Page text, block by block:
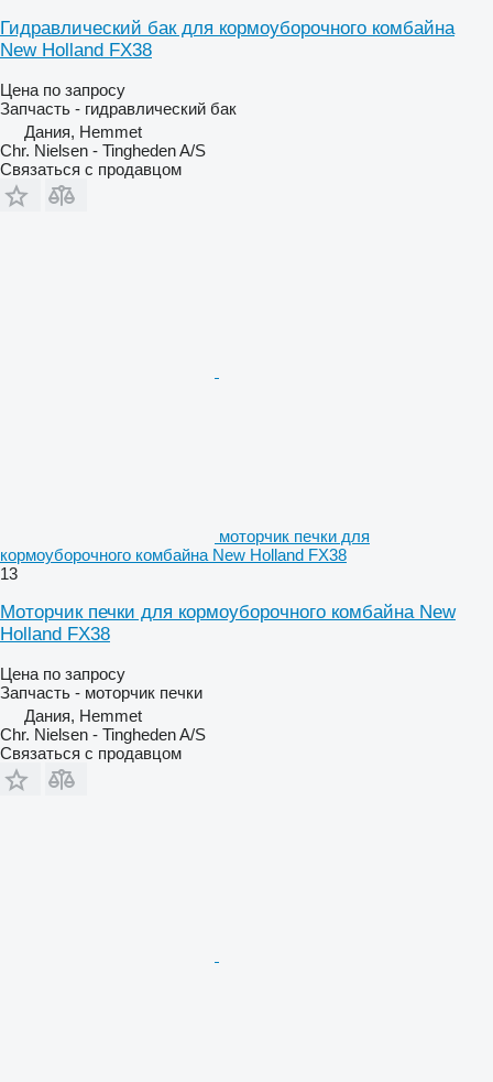
Гидравлический бак для кормоуборочного комбайна
New Holland FX38
Цена по запросу
Запчасть - гидравлический бак
Дания, Hemmet
Chr. Nielsen - Tingheden A/S
Связаться с продавцом
моторчик печки для
кормоуборочного комбайна New Holland FX38
13
Моторчик печки для кормоуборочного комбайна New
Holland FX38
Цена по запросу
Запчасть - моторчик печки
Дания, Hemmet
Chr. Nielsen - Tingheden A/S
Связаться с продавцом